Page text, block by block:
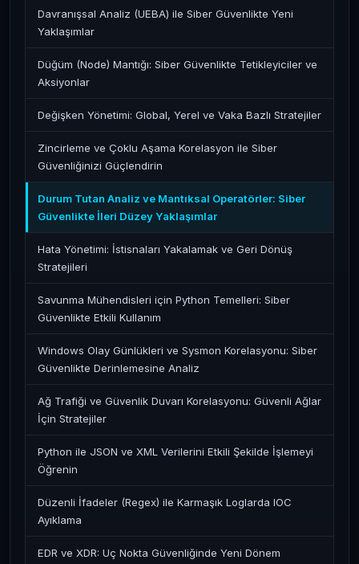
Davranışsal Analiz (UEBA) ile Siber Güvenlikte Yeni
Yaklaşımlar
Düğüm (Node) Mantığı: Siber Güvenlikte Tetikleyiciler ve
Aksiyonlar
Değişken Yönetimi: Global, Yerel ve Vaka Bazlı Stratejiler
Zincirleme ve Çoklu Aşama Korelasyon ile Siber
Güvenliğinizi Güçlendirin
Durum Tutan Analiz ve Mantıksal Operatörler: Siber
Güvenlikte İleri Düzey Yaklaşımlar
Hata Yönetimi: İstisnaları Yakalamak ve Geri Dönüş
Stratejileri
Savunma Mühendisleri için Python Temelleri: Siber
Güvenlikte Etkili Kullanım
Windows Olay Günlükleri ve Sysmon Korelasyonu: Siber
Güvenlikte Derinlemesine Analiz
Ağ Trafiği ve Güvenlik Duvarı Korelasyonu: Güvenli Ağlar
İçin Stratejiler
Python ile JSON ve XML Verilerini Etkili Şekilde İşlemeyi
Öğrenin
Düzenli İfadeler (Regex) ile Karmaşık Loglarda IOC
Ayıklama
EDR ve XDR: Uç Nokta Güvenliğinde Yeni Dönem